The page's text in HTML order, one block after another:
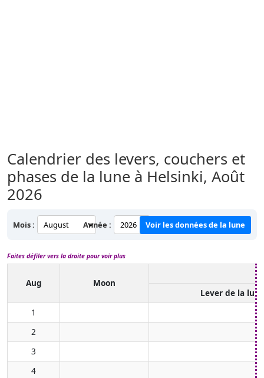
Calendrier des levers, couchers et
phases de la lune à Helsinki, Août
2026
Mois : Année : Voir les données de la lune
Faites défiler vers la droite pour voir plus
Aug
Moon
Lever de la lune
1
2
3
4